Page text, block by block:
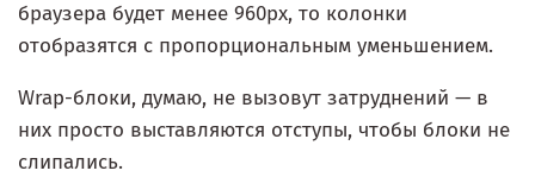
браузера будет менее 960px, то колонки
отобразятся с пропорциональным уменьшением.
Wrap-блоки, думаю, не вызовут затруднений — в
них просто выставляются отступы, чтобы блоки не
слипались.